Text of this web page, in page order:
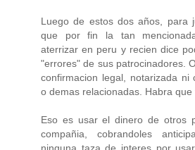
Luego de estos dos años, para
que por fin la tan
aterrizar en peru y recien dice
"errores" de sus patrocinadores.
confirmacion legal, notarizada ni
o demas relacionadas. Habra que
Eso es usar el dinero de otros
compañia, cobrandoles